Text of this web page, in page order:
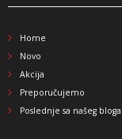
Home
Novo
Akcija
Preporučujemo
Poslednje sa našeg bloga